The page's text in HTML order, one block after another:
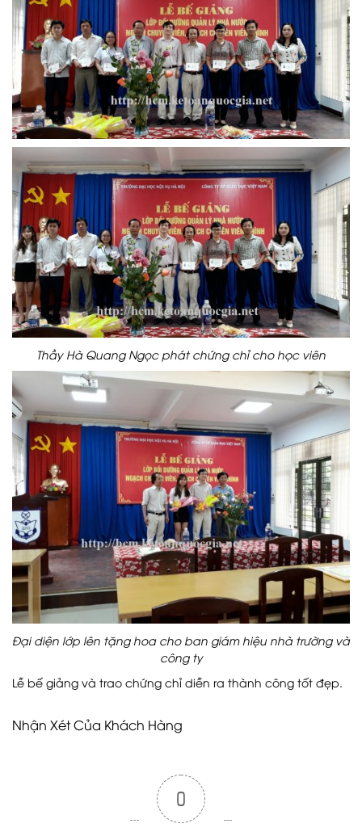
Thầy Hà Quang Ngọc phát chứng chỉ cho học viên
Đại diện lớp lên tặng hoa cho ban giám hiệu nhà trường và
công ty
Lễ bế giảng và trao chứng chỉ diễn ra thành công tốt đẹp.
Nhận Xét Của Khách Hàng
0